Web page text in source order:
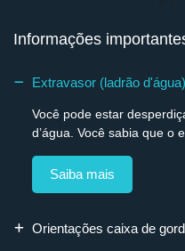
Informações
Extravasor (ladrão d'água)
Você pode estar
d’água. Você sabia que o
Saiba mais
Orientações caixa de